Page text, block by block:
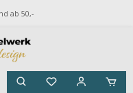
ab 50,-